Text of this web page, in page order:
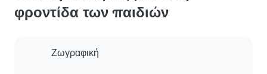
φροντίδα των παιδιών
Ζωγραφική